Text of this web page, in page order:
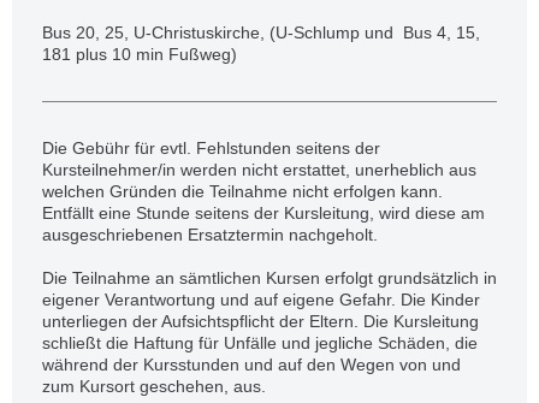
Bus 20, 25, U-Christuskirche, (U-Schlump und Bus 4, 15,
181 plus 10 min Fußweg)
Die Gebühr für evtl. Fehlstunden seitens der
Kursteilnehmer/in werden nicht erstattet, unerheblich aus
welchen Gründen die Teilnahme nicht erfolgen kann.
Entfällt eine Stunde seitens der Kursleitung, wird diese am
ausgeschriebenen Ersatztermin nachgeholt.
Die Teilnahme an sämtlichen Kursen erfolgt grundsätzlich in
eigener Verantwortung und auf eigene Gefahr. Die Kinder
unterliegen der Aufsichtspflicht der Eltern. Die Kursleitung
schließt die Haftung für Unfälle und jegliche Schäden, die
während der Kursstunden und auf den Wegen von und
zum Kursort geschehen, aus.